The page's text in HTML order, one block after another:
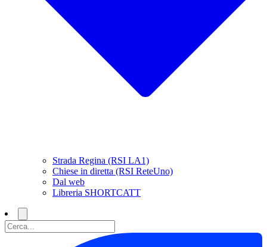
Strada Regina (RSI LA1)
Chiese in diretta (RSI ReteUno)
Dal web
Libreria SHORTCATT